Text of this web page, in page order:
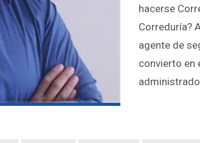
hacerse
Correduría?
agente de
convierto en